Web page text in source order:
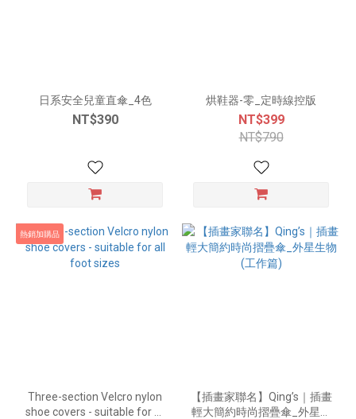
日系安全兒童直傘_4色
NT$390
烘鞋器-零_定時線控版
NT$399
NT$790
熱銷加購品
Three-section Velcro nylon
shoe covers - suitable for all
【插畫家聯名】Qing’s｜插畫
輕大簡約時尚摺疊傘_外星生